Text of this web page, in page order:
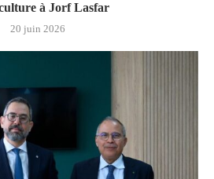
à Jorf Lasfar
20 juin 2026